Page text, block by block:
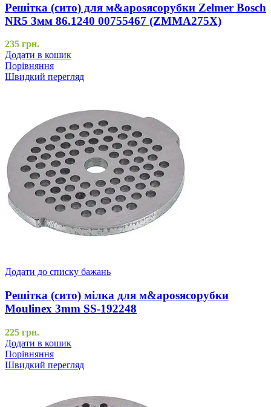
Решітка (сито) для м&aposясорубки Zelmer Bosch
NR5 3мм 86.1240 00755467 (ZMMA275X)
235 грн.
Додати в кошик
Порівняння
Швидкий перегляд
Додати до списку бажань
Решітка (сито) мілка для м&aposясорубки
Moulinex 3mm SS-192248
225 грн.
Додати в кошик
Порівняння
Швидкий перегляд